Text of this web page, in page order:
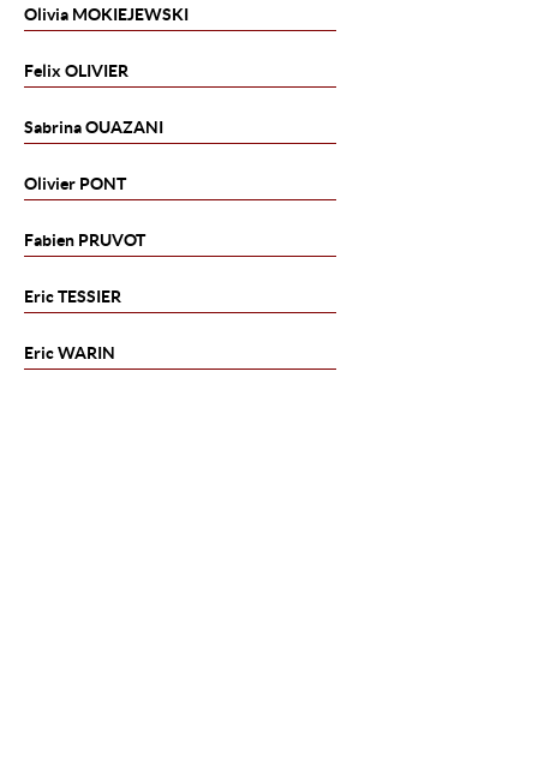
Olivia MOKIEJEWSKI
Felix OLIVIER
SabrinaOUAZANI
Olivier PONT
Fabien PRUVOT
EricTESSIER
EricWARIN